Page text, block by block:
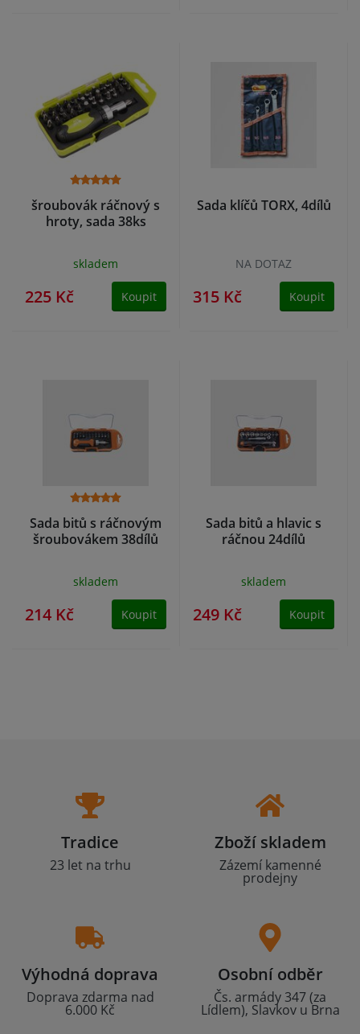
šroubovák ráčnový s
hroty, sada 38ks
skladem
225 Kč Koupit
Sada klíčů TORX, 4dílů
NA DOTAZ
315 Kč Koupit
Sada bitů s ráčnovým
šroubovákem 38dílů
skladem
214 Kč Koupit
Sada bitů a hlavic s
ráčnou 24dílů
skladem
249 Kč Koupit
Tradice
23 let na trhu
Zboží skladem
Zázemí kamenné
prodejny
Výhodná doprava
Doprava zdarma nad
6.000 Kč
Osobní odběr
Čs. armády 347 (za
Lídlem), Slavkov u Brna